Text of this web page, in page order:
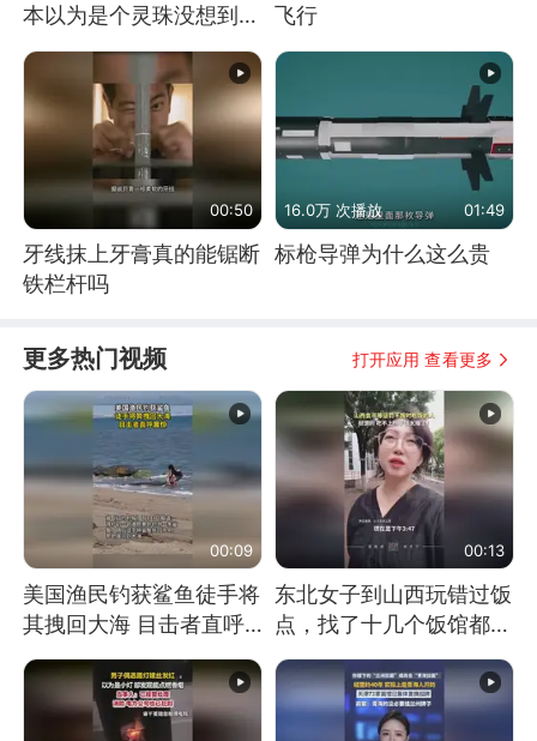
本以为是个灵珠没想到是
飞行
00:50
牙线抹上牙膏真的能锯断
铁栏杆吗
16.0万 次播放 01:49
标枪导弹为什么这么贵
更多热门视频 打开应用 查看更多
00:09
美国渔民钓获鲨鱼徒手将
其拽回大海 目击者直呼
震惊 （视频来源：参考
消息）
00:13
东北女子到山西玩错过饭
点，找了十几个饭馆都没
开门：午休到几点